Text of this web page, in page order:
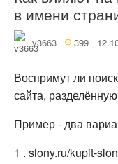
в имени
v3663 399
Воспримут ли
сайта,
Пример - два
1 . slony.ru/kupit-